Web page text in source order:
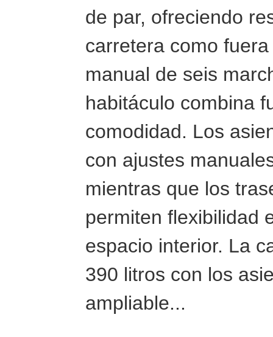
de par, ofreciendo
carretera como
manual de seis
habitáculo combina
comodidad. Los
con ajustes
mientras que los
permiten flexibilidad
espacio interior. La
390 litros con los
ampliable...